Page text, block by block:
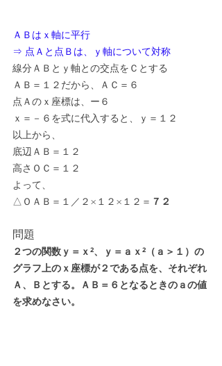
ＡＢはｘ軸に平行
⇒ 点Ａと点Ｂは、ｙ軸について対称
線分ＡＢとｙ軸との交点をＣとする
ＡＢ＝１２だから、ＡＣ＝６
点Ａのｘ座標は、ー６
ｘ＝－６を式に代入すると、ｙ＝１２
以上から、
底辺ＡＢ＝１２
高さＯＣ＝１２
よって、
△ＯＡＢ＝１／２×１２×１２＝ ７２
問題
２つの関数ｙ＝ｘ²、ｙ＝ａｘ²（ａ＞１）の
グラフ上のｘ座標が２である点を、それぞれ
Ａ、Ｂとする。ＡＢ＝６となるときのａの値
を求めなさい。